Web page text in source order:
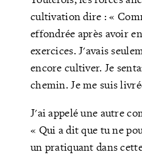
cultivation dire : «
effondrée après avoir
exercices. J'avais
encore cultiver. Je
chemin. Je me suis
J'ai appelé une autre
« Qui a dit que tu ne
un pratiquant dans